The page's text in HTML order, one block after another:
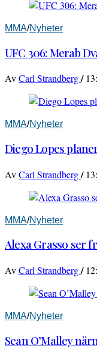
MMA/Nyheter
UFC 306: Merab
AvCarl Strandberg/
MMA/Nyheter
Diego Lopes
AvCarl Strandberg/
MMA/Nyheter
Alexa Grasso ser
AvCarl Strandberg/
MMA/Nyheter
Sean O’Malley